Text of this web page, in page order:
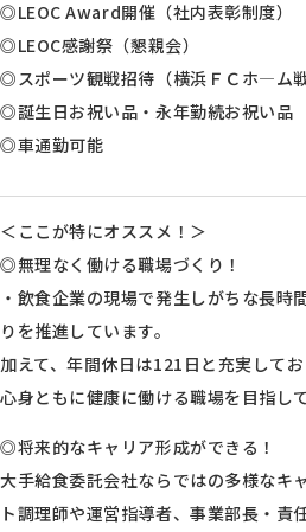
◎LEOC Award開催（社内表彰制度）
◎LEOC感謝祭（懇親会）
◎スポーツ観戦招待（横浜ＦＣホ―ム戦
◎誕生日お祝い品・永年勤続お祝い品
◎車通勤可能
＜ここが特にオススメ！＞
◎無理なく働ける職場づくり！
・飲食企業の現場で発生しがちな長時
りを推進しています。
加えて、年間休日は121日と充実して
心身ともに健康に働ける職場を目指し
◎将来的なキャリア形成ができる！
大手給食委託会社ならではの多様なキ
ト調理師や運営指導者、事業部長・責